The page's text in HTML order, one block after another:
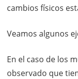
cambios físicos
Veamos algunos
En el caso de los
observado que